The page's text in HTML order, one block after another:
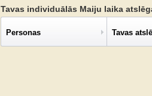
Tavas individuālās Maiju laika
Personas Tavas